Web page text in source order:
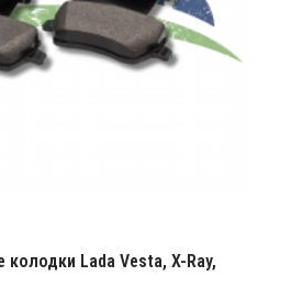
Lada Vesta, X-Ray,